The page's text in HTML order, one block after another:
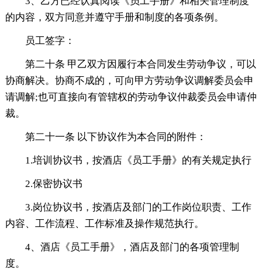
的内容，双方同意并遵守手册和制度的各项条例。
员工签字：
第二十条 甲乙双方因履行本合同发生劳动争议，可以
协商解决。协商不成的，可向甲方劳动争议调解委员会申
请调解;也可直接向有管辖权的劳动争议仲裁委员会申请仲
裁。
第二十一条 以下协议作为本合同的附件：
1.培训协议书，按酒店《员工手册》的有关规定执行
2.保密协议书
3.岗位协议书，按酒店及部门的工作岗位职责、工作
内容、工作流程、工作标准及操作规范执行。
4、酒店《员工手册》，酒店及部门的各项管理制
度。